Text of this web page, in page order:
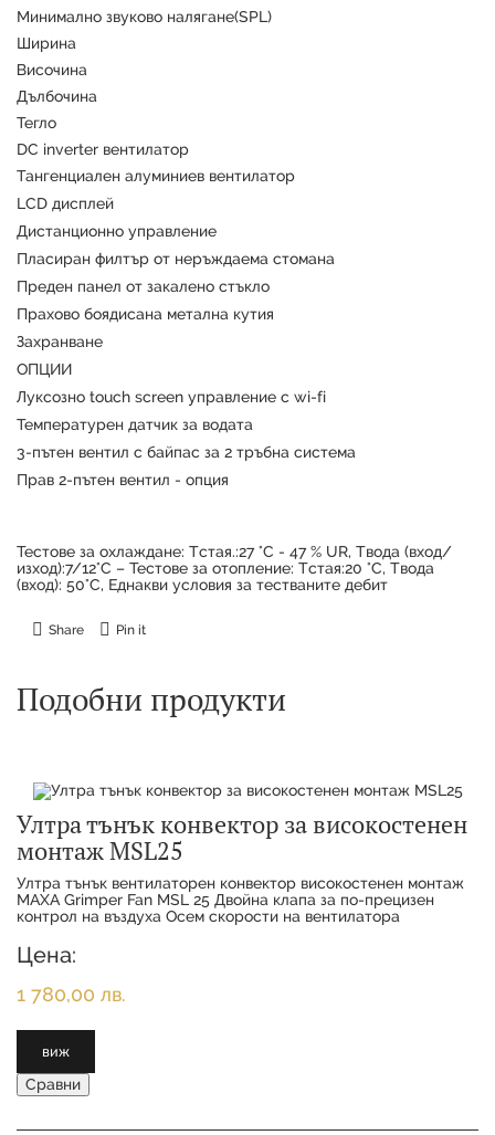
Минимално звуково налягане(SPL)
Ширина
Височина
Дълбочина
Тегло
DC inverter вентилатор
Тангенциален алуминиев вентилатор
LCD дисплей
Дистанционно управление
Пласиран филтър от неръждаема стомана
Преден панел от закалено стъкло
Прахово боядисана метална кутия
Захранване
ОПЦИИ
Луксозно touch screen управление с wi-fi
Температурен датчик за водата
3-пътен вентил с байпас за 2 тръбна система
Прав 2-пътен вентил - опция
Тестове за охлаждане: Tстая.:27 °C - 47 % UR, Tвода (вход/
изход):7/12°C – Тестове за отопление: Tстая:20 °C, Tвода
(вход): 50°C, Еднакви условия за тестваните дебит
Share Pin it
Подобни продукти
Ултра тънък конвектор за високостенен
монтаж MSL25
Ултра тънък вентилаторен конвектор високостенен монтаж
MAXA Grimper Fan MSL 25 Двойна клапа за по-прецизен
контрол на въздуха Осем скорости на вентилатора
Цена:
1 780,00 лв.
виж
Сравни